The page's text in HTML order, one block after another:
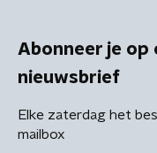
Abonneer je op
nieuwsbrief
Elke zaterdag het
mailbox